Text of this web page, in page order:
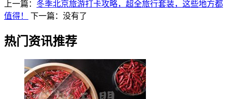
上一篇： 冬季北京旅游打卡攻略，超全旅行套装，这些地方都
值得！
下一篇：没有了
热门资讯推荐